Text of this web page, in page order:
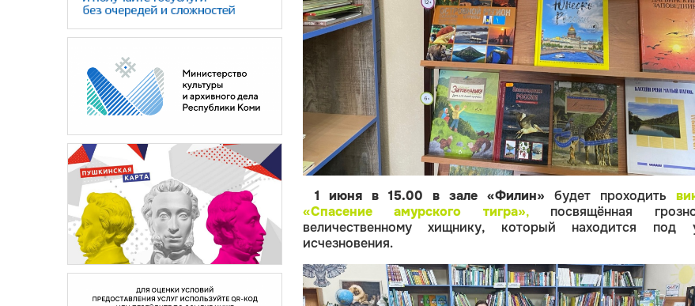
1 июня в 15.00 в зале «Филин» будет проходить
«Спасение амурского тигра»,
посвящённая
величественному хищнику, который находится под
исчезновения.